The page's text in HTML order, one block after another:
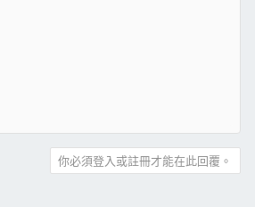
你必須登入或註冊才能在此回覆。